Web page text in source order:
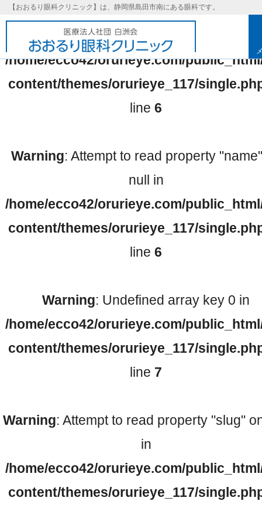
Warning: Undefined array key 0 in
/home/ecco42/orurieye.com/
content/themes/orurieye_117/
line6
Warning: Attempt to read property
null in
/home/ecco42/orurieye.com/
content/themes/orurieye_117/
line6
Warning: Undefined array key 0 in
/home/ecco42/orurieye.com/
content/themes/orurieye_117/
line 7
Warning: Attempt to read property "slug"
in
/home/ecco42/orurieye.com/
content/themes/orurieye_117/
【おおるり眼科クリニック】は、静岡県島田市南にある眼科です。
検査機器のご紹介
ご予約について